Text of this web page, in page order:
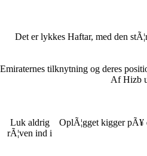
Det er lykkes Haftar, med den
Emiraternes tilknytning og deres
Af Hizb
OplÃ¦gget kigger pÃ¥
Luk aldrig
rÃ¦ven ind i